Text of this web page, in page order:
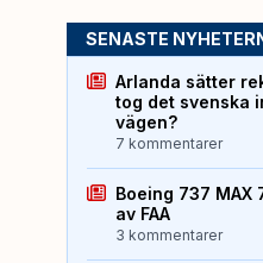
SENASTE
Arlanda sätter
tog det svenska
vägen?
7 kommentarer
Boeing 737
av FAA
3 kommentarer